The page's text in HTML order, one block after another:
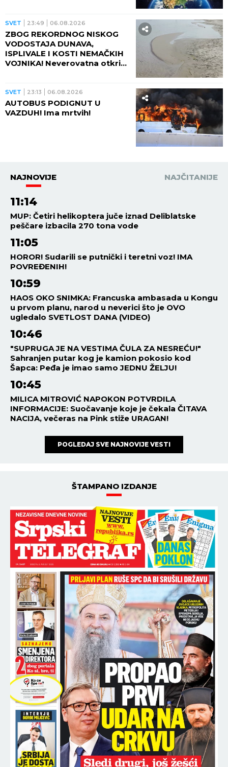
SVET 23:49 06.08.2026
ZBOG REKORDNOG NISKOG
VODOSTAJA DUNAVA,
ISPLIVALE I KOSTI NEMAČKIH
VOJNIKA! Neverovatna otkrića
SVET 23:13 06.08.2026
AUTOBUS PODIGNUT U
VAZDUH! Ima mrtvih!
NAJNOVIJE NAJČITANIJE
11:14
MUP: Četiri helikoptera juče iznad Deliblatske
peščare izbacila 270 tona vode
11:05
HOROR! Sudarili se putnički i teretni voz! IMA
POVREĐENIH!
10:59
HAOS OKO SNIMKA: Francuska ambasada u Kongu
u prvom planu, narod u neverici što je OVO
ugledalo SVETLOST DANA (VIDEO)
10:46
"SUPRUGA JE NA VESTIMA ČULA ZA NESREĆU!"
Sahranjen putar kog je kamion pokosio kod
Šapca: Peđa je imao samo JEDNU ŽELJU!
10:45
MILICA MITROVIĆ NAPOKON POTVRDILA
INFORMACIJE: Suočavanje koje je čekala ČITAVA
NACIJA, večeras na Pink stiže URAGAN!
POGLEDAJ SVE NAJNOVIJE VESTI
ŠTAMPANO IZDANJE